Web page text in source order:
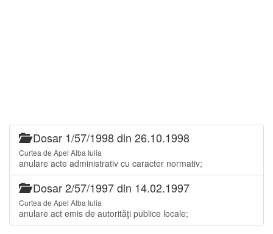
Dosar 1/57/1998 din 26.10.1998
Curtea de Apel Alba Iulia
anulare acte administrativ cu caracter normativ;
Dosar 2/57/1997 din 14.02.1997
Curtea de Apel Alba Iulia
anulare act emis de autorităţi publice locale;